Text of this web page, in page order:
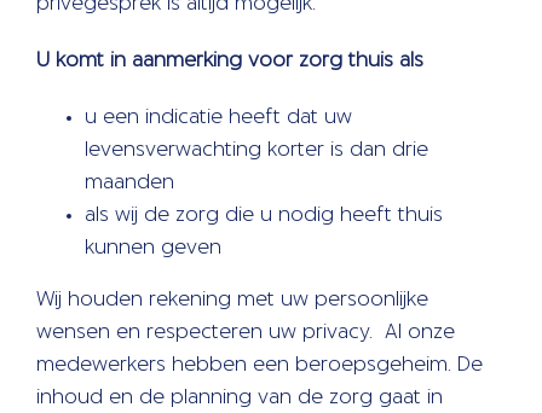
privégesprek is altijd mogelijk.
U komt in aanmerking voor zorg thuis als
u een indicatie heeft dat uw
levensverwachting korter is dan drie
maanden
als wij de zorg die u nodig heeft thuis
kunnen geven
Wij houden rekening met uw persoonlijke
wensen en respecteren uw privacy. Al onze
medewerkers hebben een beroepsgeheim. De
inhoud en de planning van de zorg gaat in